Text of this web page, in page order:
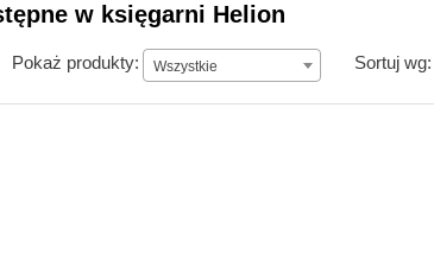
w księgarni Helion
Pokaż produkty: Wszystkie Sortuj wg: